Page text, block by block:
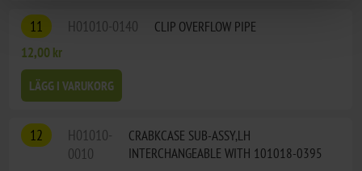
11 H01010-0140
CLIP OVERFLOW PIPE
12,00 kr
LÄGG I VARUKORG
12
H01010-
0010
CRABKCASE SUB-ASSY,LH
INTERCHANGEABLE WITH 101018-0395